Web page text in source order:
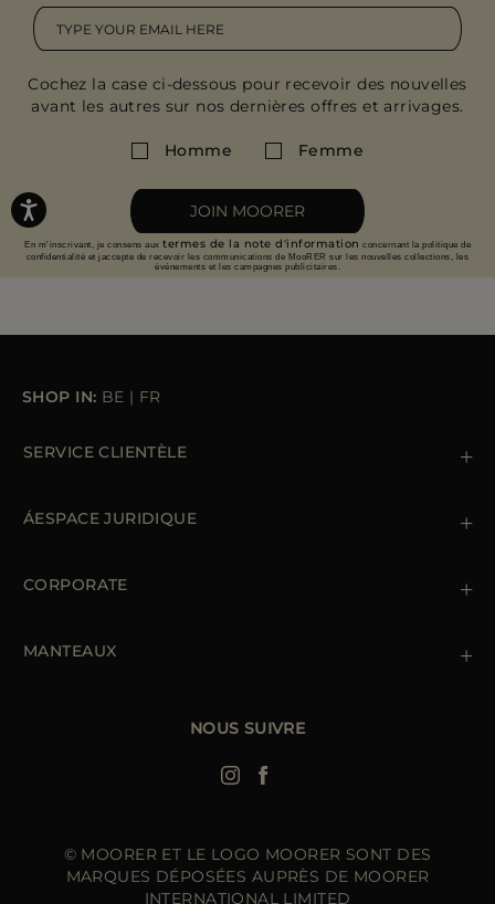
Cochez la case ci-dessous pour recevoir des nouvelles
avant les autres sur nos dernières offres et arrivages.
Homme Femme
JOIN MOORER
En m'inscrivant, je consens aux termes de la note d'information concernant la politique de
confidentialité et jaccepte de recevoir les communications de MooRER sur les nouvelles collections, les
événements et les campagnes publicitaires.
SHOP IN: BE | FR
SERVICE CLIENTÈLE
Commandes et paiements
ÁESPACE JURIDIQUE
Gestion des cookies
Déclaration d'accessibilité
CORPORATE
MANTEAUX
Doudoune Hiver HommeNOUS SUIVRE
© MOORER ET LE LOGO MOORER SONT DES
MARQUES DÉPOSÉES AUPRÈS DE MOORER
INTERNATIONAL LIMITED